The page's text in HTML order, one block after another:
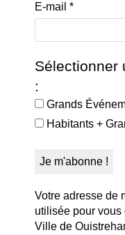
E-mail *
Sélectionner
:
Grands
Habitants +
Votre adresse de
utilisée pour
Ville de